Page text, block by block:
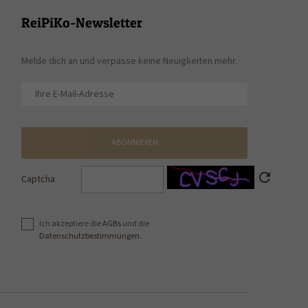
ReiPiKo-Newsletter
Melde dich an und verpasse keine Neuigkeiten mehr.
ABONNIEREN
Captcha refresh
Ich akzeptiere dieAGBsund die
Datenschutzbestimmungen.